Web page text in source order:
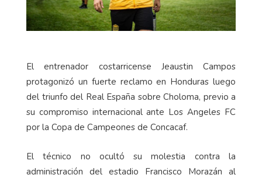
El entrenador costarricense Jeaustin Campos
protagonizó un fuerte reclamo en Honduras luego
del triunfo del Real España sobre Choloma, previo a
su compromiso internacional ante Los Angeles FC
por la Copa de Campeones de Concacaf.
El técnico no ocultó su molestia contra la
administración del estadio Francisco Morazán al